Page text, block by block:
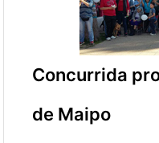
Concurrida
de Maipo